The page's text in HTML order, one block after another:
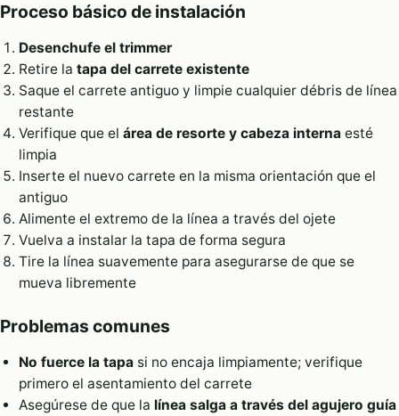
Proceso básico de instalación
Desenchufe el trimmer
Retire la tapa del carrete existente
Saque el carrete antiguo y limpie cualquier débris de línea
restante
Verifique que el área de resorte y cabeza internaesté
limpia
Inserte el nuevo carrete en la misma orientación que el
antiguo
Alimente el extremo de la línea a través del ojete
Vuelva a instalar la tapa de forma segura
Tire la línea suavemente para asegurarse de que se
mueva libremente
Problemas comunes
No fuerce la tapasi no encaja limpiamente; verifique
primero el asentamiento del carrete
Asegúrese de que la línea salga a través del agujero guía